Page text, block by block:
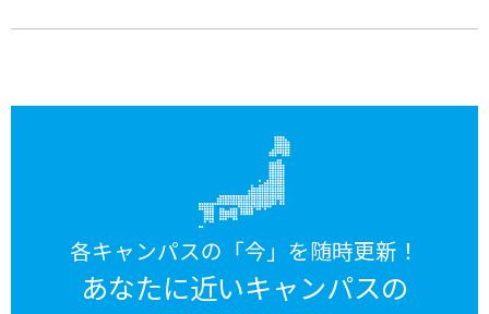
各キャンパスの「今」を随時更新！
あなたに近いキャンパスの